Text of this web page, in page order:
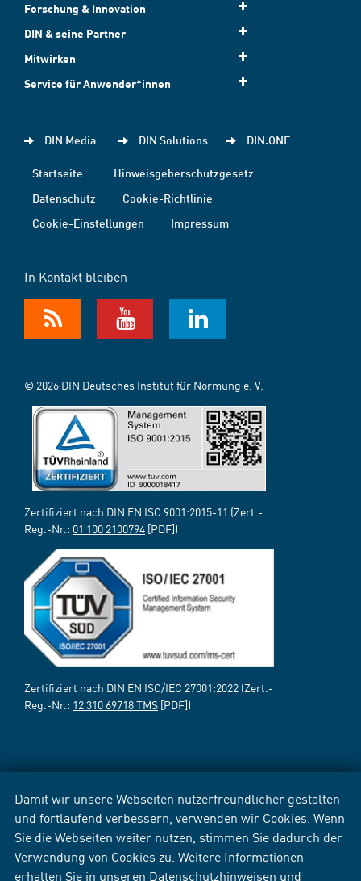
Damit wir unsere Webseiten nutzerfreundlicher gestalten
und fortlaufend verbessern, verwenden wir Cookies. Wenn
Sie die Webseiten weiter nutzen, stimmen Sie dadurch der
Verwendung von Cookies zu. Weitere Informationen
erhalten Sie in unseren Datenschutzhinweisen und
Forschung & Innovation
DIN & seine Partner
Mitwirken
Service für Anwender*innen
DIN Media DIN Solutions DIN.ONE
Startseite
Hinweisgeberschutzgesetz
Datenschutz
Cookie-Richtlinie
Cookie-Einstellungen
Impressum
In Kontakt bleiben
© 2026 DIN Deutsches Institut für Normung e. V.
Zertifiziert nach DIN EN ISO 9001:2015-11 (Zert.-
Reg.-Nr.: 01 100 2100794 [PDF])
Zertifiziert nach DIN EN ISO/IEC 27001:2022 (Zert.-
Reg.-Nr.: 12 310 69718 TMS [PDF])